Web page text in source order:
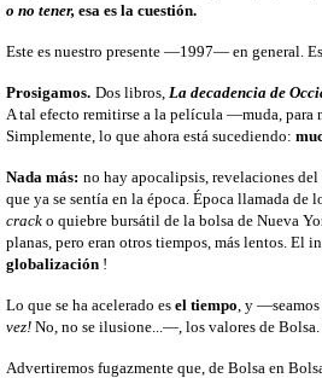
o no tener, esa es la cuestión.
Este es nuestro presente —1997— en general.
Prosigamos. Dos libros, La decadencia de
A tal efecto remitirse a la película —muda,
Simplemente, lo que ahora está sucediendo:
Nada más: no hay apocalipsis, revelaciones
que ya se sentía en la época. Época llamada de
crack o quiebre bursátil de la bolsa de Nueva
planas, pero eran otros tiempos, más lentos. El
globalización !
Lo que se ha acelerado es el tiempo, y
vez! No, no se ilusione...—, los valores de
Advertiremos fugazmente que, de Bolsa en